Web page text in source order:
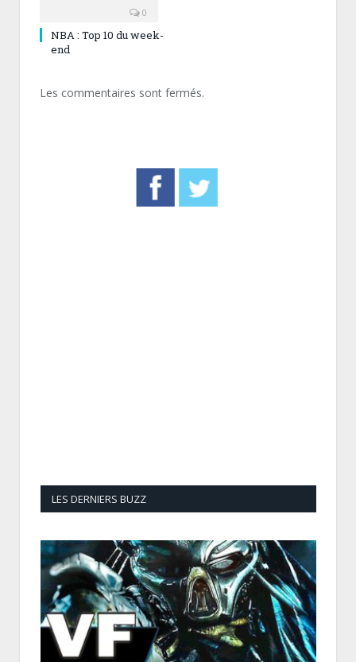
0
NBA : Top 10 du week-
end
Les commentaires sont fermés.
LES DERNIERS BUZZ